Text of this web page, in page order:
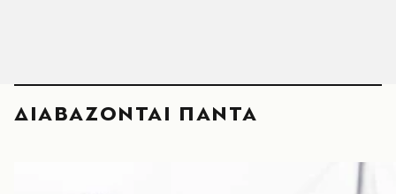
ΔΙΑΒΑΖΟΝΤΑΙ ΠΑΝΤΑ